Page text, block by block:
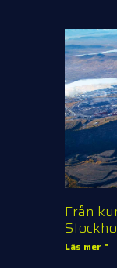
Från
Läs mer "